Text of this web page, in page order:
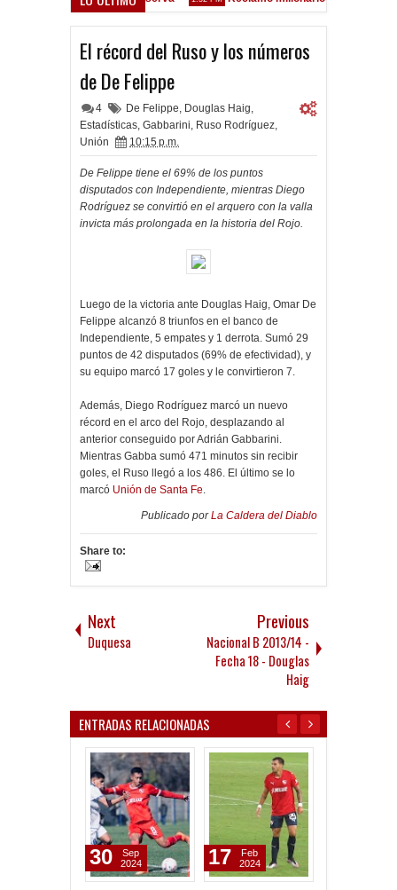
El récord del Ruso y los números
de De Felippe
4 De Felippe, Douglas Haig,
Estadísticas, Gabbarini, Ruso Rodríguez,
Unión
10:15 p.m.
De Felippe tiene el 69% de los puntos
disputados con Independiente, mientras Diego
Rodríguez se convirtió en el arquero con la valla
invicta más prolongada en la historia del Rojo.
Luego de la victoria ante Douglas Haig, Omar De
Felippe alcanzó 8 triunfos en el banco de
Independiente, 5 empates y 1 derrota. Sumó 29
puntos de 42 disputados (69% de efectividad), y
su equipo marcó 17 goles y le convirtieron 7.
Además, Diego Rodríguez marcó un nuevo
récord en el arco del Rojo, desplazando al
anterior conseguido por Adrián Gabbarini.
Mientras Gabba sumó 471 minutos sin recibir
goles, el Ruso llegó a los 486. El último se lo
marcó Unión de Santa Fe.
Publicado porLa Caldera del Diablo
Share to:
Next
Duquesa
Previous
Nacional B 2013/14 -
Fecha 18 - Douglas
Haig
ENTRADAS RELACIONADAS
30
Sep
2024
17
Feb
2024